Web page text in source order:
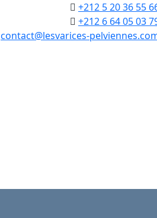
+212 5 20 36 55
+212 6 64 05 03
contact@lesvarices-